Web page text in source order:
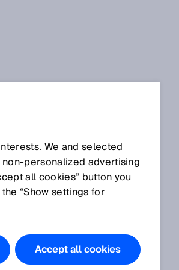
We and selected
advertising
all cookies” button you
“Show settings for
Accept all cookies